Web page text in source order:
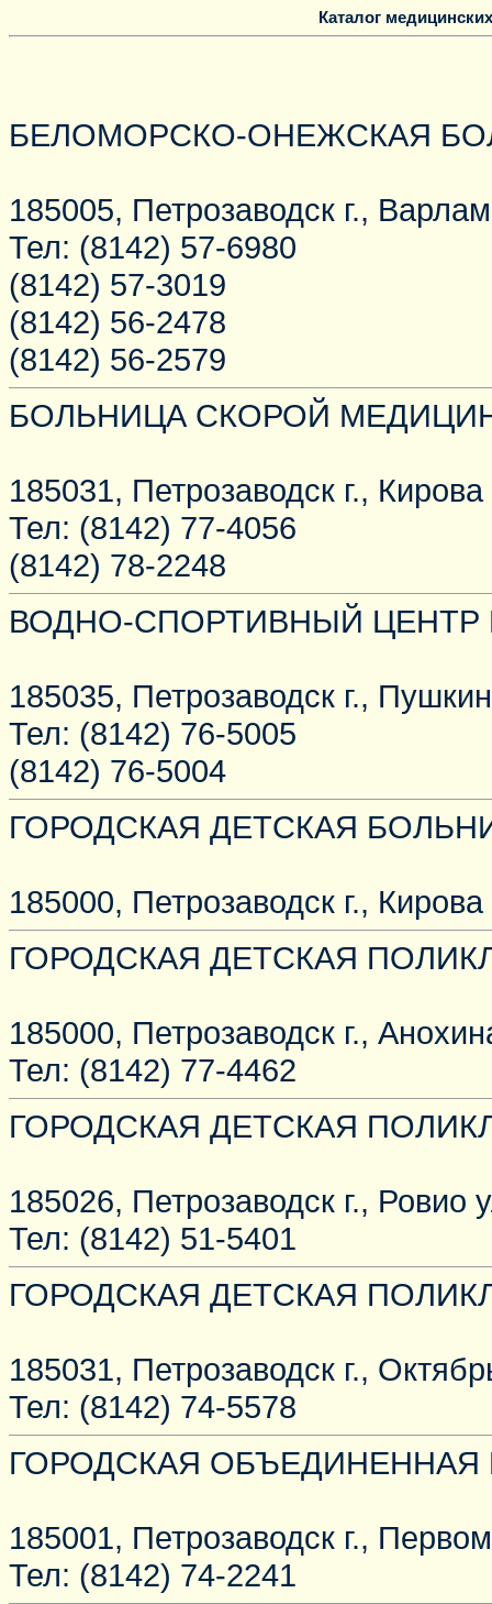
Каталог
БЕЛОМОРСКО-ОНЕЖСКАЯ
185005, Петрозаводск г.,
Тел: (8142) 57-6980
(8142) 57-3019
(8142) 56-2478
(8142) 56-2579
БОЛЬНИЦА СКОРОЙ
185031, Петрозаводск г.,
Тел: (8142) 77-4056
(8142) 78-2248
ВОДНО-СПОРТИВНЫЙ ЦЕНТР
185035, Петрозаводск г.,
Тел: (8142) 76-5005
(8142) 76-5004
ГОРОДСКАЯ ДЕТСКАЯ
185000, Петрозаводск г.,
ГОРОДСКАЯ ДЕТСКАЯ
185000, Петрозаводск г.,
Тел: (8142) 77-4462
ГОРОДСКАЯ ДЕТСКАЯ
185026, Петрозаводск г., Ровио
Тел: (8142) 51-5401
ГОРОДСКАЯ ДЕТСКАЯ
185031, Петрозаводск г.,
Тел: (8142) 74-5578
ГОРОДСКАЯ ОБЪЕДИНЕННАЯ
185001, Петрозаводск г.,
Тел: (8142) 74-2241